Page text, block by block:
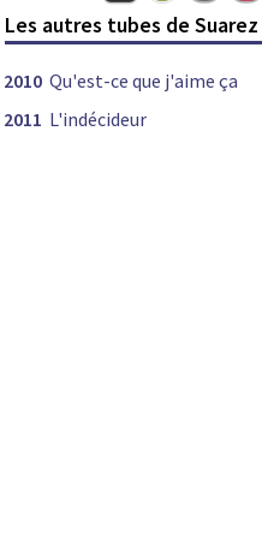
Les autres tubes de Suarez
2010 Qu'est-ce que j'aime ça
2011 L'indécideur